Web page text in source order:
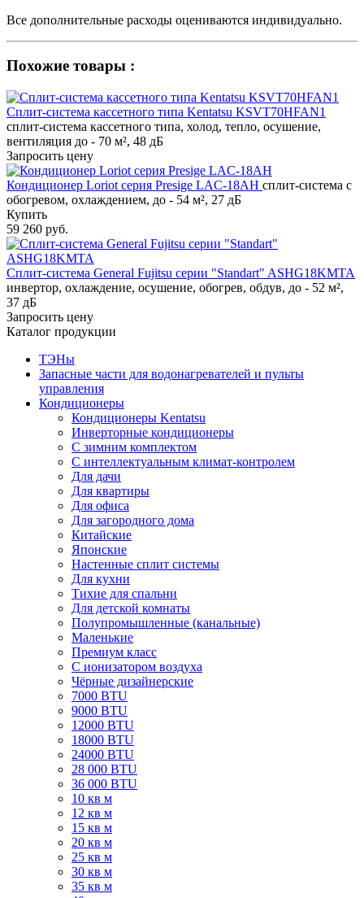
Все дополнительные расходы оцениваются индивидуально.
Похожие товары :
Сплит-система кассетного типа Kentatsu KSVT70HFAN1
сплит-система кассетного типа, холод, тепло, осушение,
вентиляция до - 70 м², 48 дБ
Запросить цену
Кондиционер Loriot cерия Presige LAC-18AH сплит-система с
обогревом, охлаждением, до - 54 м², 27 дБ
Купить
59 260 руб.
Сплит-система General Fujitsu серии "Standart" ASHG18KMTA
инвертор, охлаждение, осушение, обогрев, обдув, до - 52 м²,
37 дБ
Запросить цену
Каталог продукции
ТЭНы
Запасные части для водонагревателей и пульты
управления
Кондиционеры
Кондиционеры Kentatsu
Инверторные кондиционеры
С зимним комплектом
С интеллектуальным климат-контролем
Для дачи
Для квартиры
Для офиса
Для загородного дома
Китайские
Японские
Настенные сплит системы
Для кухни
Тихие для спальни
Для детской комнаты
Полупромышленные (канальные)
Маленькие
Премиум класс
C ионизатором воздуха
Чёрные дизайнерские
7000 BTU
9000 BTU
12000 BTU
18000 BTU
24000 BTU
28 000 BTU
36 000 BTU
10 кв м
12 кв м
15 кв м
20 кв м
25 кв м
30 кв м
35 кв м